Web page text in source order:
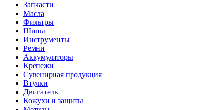
Запчасти
Масла
Фильтры
Шины
Инструменты
Ремни
Аккумуляторы
Крепежи
Сувенирная продукция
Втулки
Двигатель
Кожухи и защиты